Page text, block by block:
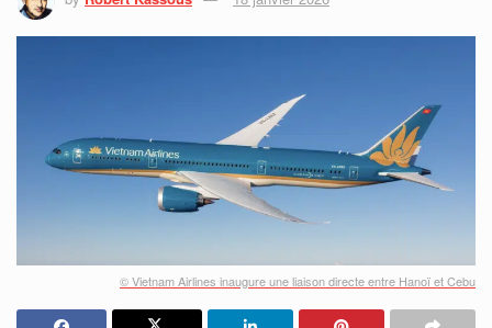
© Vietnam Airlines inaugure une liaison directe entre Hanoï et Cebu